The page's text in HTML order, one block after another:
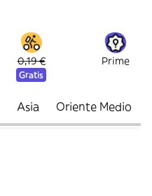
0,19 €
Gratis
Prime
Asia Oriente Medio